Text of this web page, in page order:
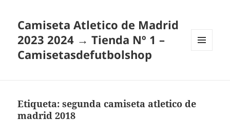
Camiseta Atletico de Madrid
2023 2024 → Tienda Nº 1 –
Camisetasdefutbolshop
Etiqueta:segunda camiseta atletico de
madrid 2018